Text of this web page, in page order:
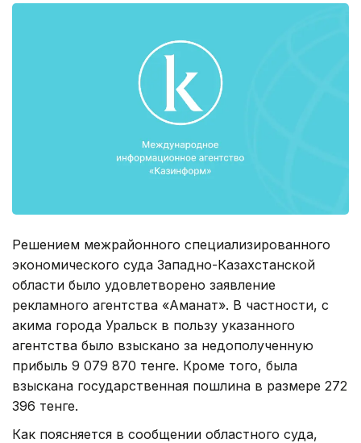
Решением межрайонного специализированного
экономического суда Западно-Казахстанской
области было удовлетворено заявление
рекламного агентства «Аманат». В частности, с
акима города Уральск в пользу указанного
агентства было взыскано за недополученную
прибыль 9 079 870 тенге. Кроме того, была
взыскана государственная пошлина в размере 272
396 тенге.
Как поясняется в сообщении областного суда,